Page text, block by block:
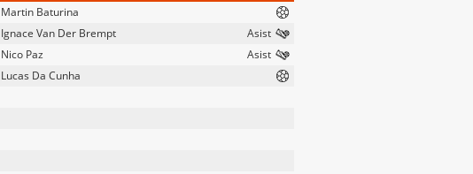
Martin Baturina
Ignace Van Der Brempt
Nico Paz
Lucas Da Cunha